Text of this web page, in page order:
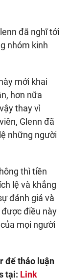
đã nghĩ tới
nhóm kinh
mới khai
hơn nữa
thay vì
Glenn đã
những người
thì tiền
lệ và khẳng
đánh giá và
điều này
mọi người
để thảo luận
tại: Link